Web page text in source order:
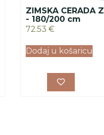
ZIMSKA CERADA
- 180/200 cm
72.53 €
Dodaj u košaricu